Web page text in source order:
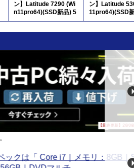
ン】Latitude 7290 (Wi
n11pro64)(SSD新品) 5
N8
ン】Latitude
11pro64)(SSD
8
【最終更新】26/08/08 20:00